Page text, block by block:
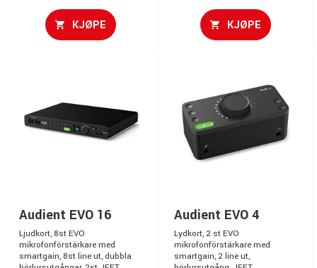
KJØPE KJØPE
Audient EVO 16
Ljudkort, 8st EVO
mikrofonförstärkare med
smartgain, 8st line ut, dubbla
Audient EVO 4
Lydkort, 2 st EVO
mikrofonförstärkare med
smartgain, 2 line ut,